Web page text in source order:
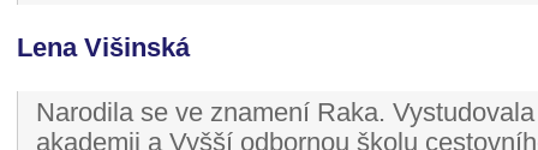
Lena Višinská
Narodila se ve znamení Raka.
akademii a Vyšší odbornou školu